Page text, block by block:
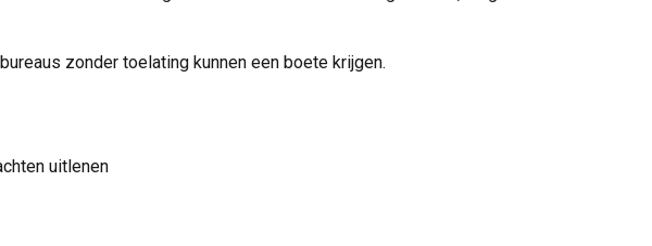
zonder toelating kunnen een boete krijgen.
uitlenen